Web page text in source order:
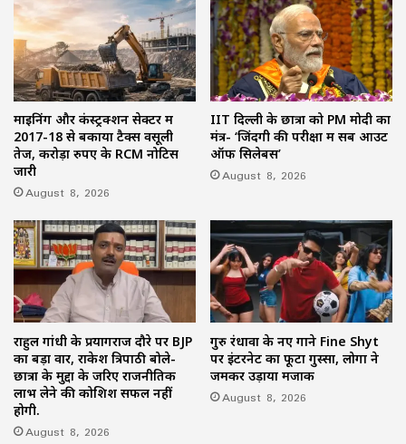
माइनिंग और कंस्ट्रक्शन सेक्टर में
2017-18 से बकाया टैक्स वसूली
तेज, करोड़ों रुपए के RCM नोटिस
जारी
August 8, 2026
IIT दिल्ली के छात्रों को PM मोदी का
मंत्र- ‘जिंदगी की परीक्षा में सब आउट
ऑफ सिलेबस’
August 8, 2026
राहुल गांधी के प्रयागराज दौरे पर BJP
का बड़ा वार, राकेश त्रिपाठी बोले-
छात्रों के मुद्दों के जरिए राजनीतिक
लाभ लेने की कोशिश सफल नहीं
होगी.
August 8, 2026
गुरु रंधावा के नए गाने Fine Shyt
पर इंटरनेट का फूटा गुस्सा, लोगों ने
जमकर उड़ाया मजाक
August 8, 2026